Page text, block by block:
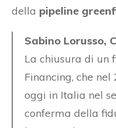
della pipeline
Sabino Lorusso,
La chiusura di un
Financing, che
oggi in Italia nel
conferma della